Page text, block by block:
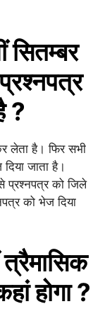
सितम्बर
?
लेता है। फिर सभी
जाता है।
प्रश्नपत्र को जिले
को भेज दिया
त्रैमासिक
होगा ?